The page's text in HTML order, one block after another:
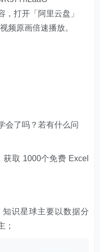
，打开「阿里云盘」
频原画倍速播放。
会了吗？若有什么问
取 1000个免费 Excel
知识星球主要以数据分
；